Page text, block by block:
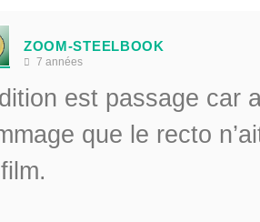
ZOOM-STEELBOOK
7 années
est passage car
que le recto